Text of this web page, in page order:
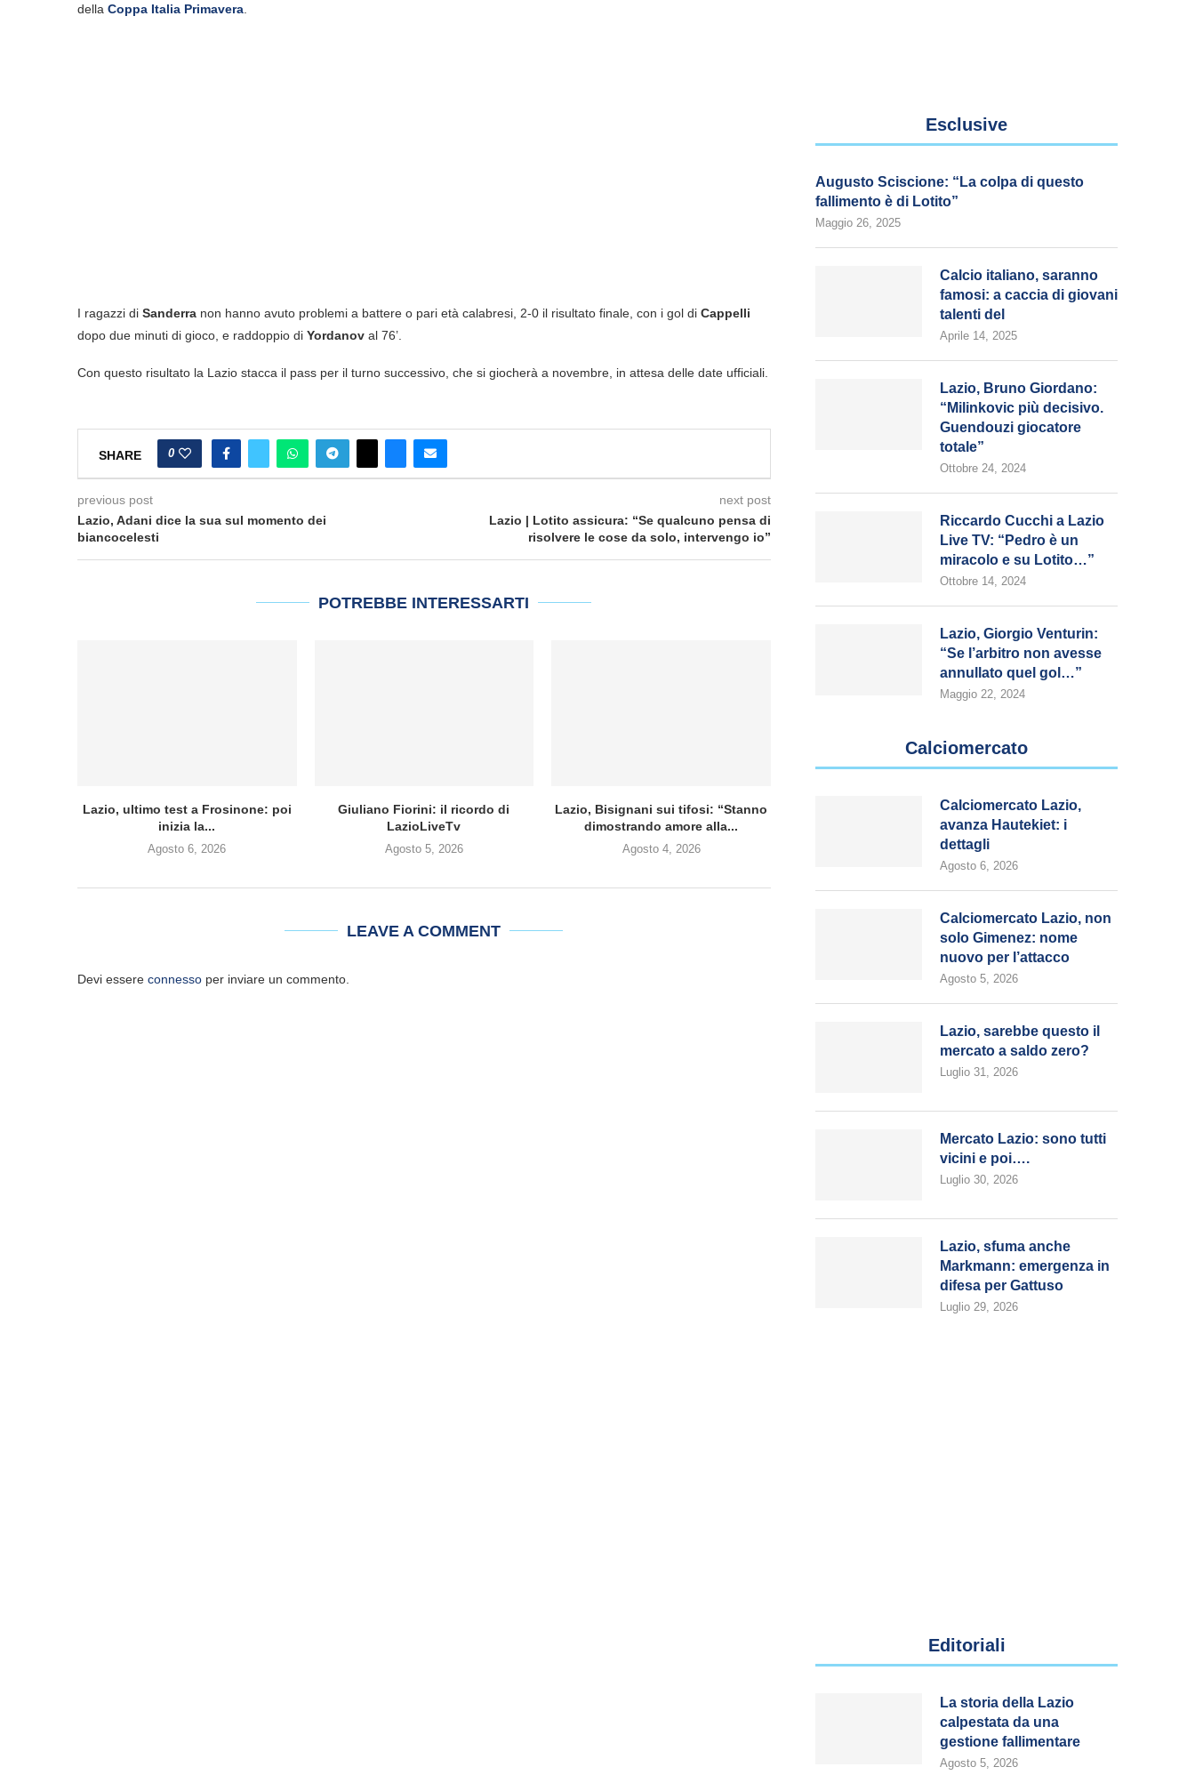
della Coppa Italia Primavera
I ragazzi di Sanderra non hanno avuto problemi a battere o pari età calabresi, 2-0 il risultato finale, con i gol di Cappelli
dopo due minuti di gioco, e raddoppio di Yordanov al 76’.
Con questo risultato la Lazio stacca il pass per il turno successivo, che si giocherà a novembre, in attesa delle date ufficiali.
SHARE 0
previous post
Lazio, Adani dice la sua sul momento dei
biancocelesti
next post
Lazio | Lotito assicura: “Se qualcuno pensa di
risolvere le cose da solo, intervengo io”
POTREBBE INTERESSARTI
Lazio, ultimo test a Frosinone: poi
inizia la...
Agosto 6, 2026
Giuliano Fiorini: il ricordo di
LazioLiveTv
Agosto 5, 2026
Lazio, Bisignani sui tifosi: “Stanno
dimostrando amore alla...
Agosto 4, 2026
LEAVE A COMMENT
Devi essere connesso per inviare un commento.
Esclusive
Augusto Sciscione: “La colpa di questo
fallimento è di Lotito”
Maggio 26, 2025
Calcio italiano, saranno
famosi: a caccia di giovani
talenti del
Aprile 14, 2025
Lazio, Bruno Giordano:
“Milinkovic più decisivo.
Guendouzi giocatore
totale”
Ottobre 24, 2024
Riccardo Cucchi a Lazio
Live TV: “Pedro è un
miracolo e su Lotito…”
Ottobre 14, 2024
Lazio, Giorgio Venturin:
“Se l’arbitro non avesse
annullato quel gol…”
Maggio 22, 2024
Calciomercato
Calciomercato Lazio,
avanza Hautekiet: i
dettagli
Agosto 6, 2026
Calciomercato Lazio, non
solo Gimenez: nome
nuovo per l’attacco
Agosto 5, 2026
Lazio, sarebbe questo il
mercato a saldo zero?
Luglio 31, 2026
Mercato Lazio: sono tutti
vicini e poi….
Luglio 30, 2026
Lazio, sfuma anche
Markmann: emergenza in
difesa per Gattuso
Luglio 29, 2026
Editoriali
La storia della Lazio
calpestata da una
gestione fallimentare
Agosto 5, 2026